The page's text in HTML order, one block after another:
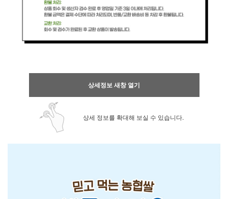
상세정보 새창 열기
상세 정보를 확대해 보실 수 있습니다.